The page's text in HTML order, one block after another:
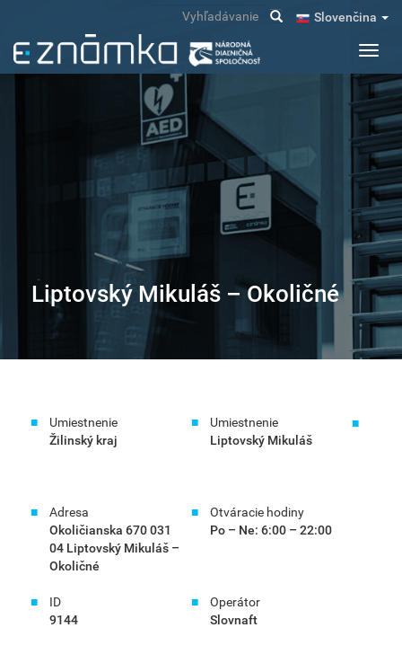
hlavný
obsah
Slovenčina
Vyhľadávanie
Liptovský Mikuláš – Okoličné
Umiestnenie
Žilinský kraj
Umiestnenie
Liptovský Mikuláš
Adresa
Okoličianska 670 031
04 Liptovský Mikuláš –
Okoličné
Otváracie hodiny
Po – Ne: 6:00 – 22:00
ID
9144
Operátor
Slovnaft